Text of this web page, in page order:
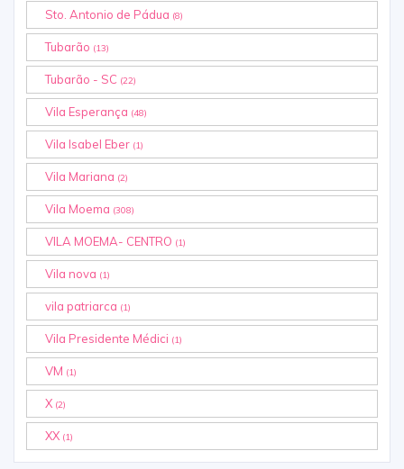
Sto. Antonio de Pádua (8)
Tubarão (13)
Tubarão - SC (22)
Vila Esperança (48)
Vila Isabel Eber (1)
Vila Mariana (2)
Vila Moema (308)
VILA MOEMA- CENTRO (1)
Vila nova (1)
vila patriarca (1)
Vila Presidente Médici (1)
VM (1)
X (2)
XX (1)